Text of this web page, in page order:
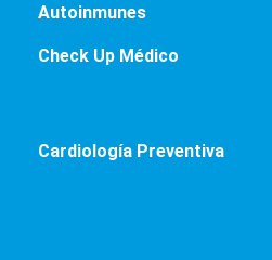
Autoinmunes
Check Up Médico
Cardiología Preventiva